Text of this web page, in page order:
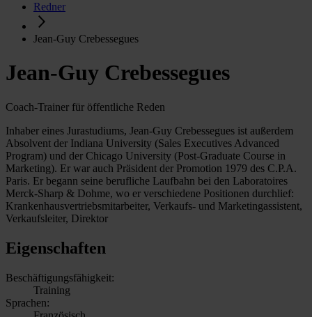
Redner
Jean-Guy Crebessegues
Jean-Guy Crebessegues
Coach-Trainer für öffentliche Reden
Inhaber eines Jurastudiums, Jean-Guy Crebessegues ist außerdem
Absolvent der Indiana University (Sales Executives Advanced
Program) und der Chicago University (Post-Graduate Course in
Marketing). Er war auch Präsident der Promotion 1979 des C.P.A.
Paris. Er begann seine berufliche Laufbahn bei den Laboratoires
Merck-Sharp & Dohme, wo er verschiedene Positionen durchlief:
Krankenhausvertriebsmitarbeiter, Verkaufs- und Marketingassistent,
Verkaufsleiter, Direktor
Eigenschaften
Beschäftigungsfähigkeit:
Training
Sprachen: